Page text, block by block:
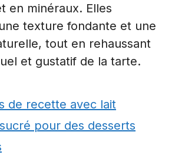
en minéraux. Elles
texture fondante et une
tout en rehaussant
et gustatif de la tarte.
de recette avec lait
pour des desserts